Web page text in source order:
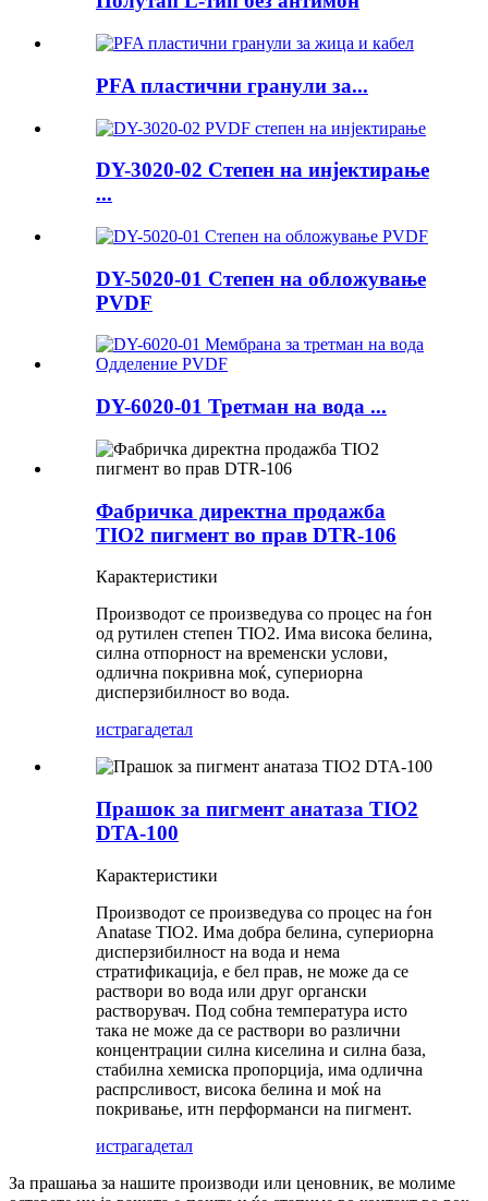
PFA пластични гранули за...
DY-3020-02 Степен на инјектирање
...
DY-5020-01 Степен на обложување
PVDF
DY-6020-01 Третман на вода ...
Фабричка директна продажба
TIO2 пигмент во прав DTR-106
Карактеристики
Производот се произведува со процес на ѓон
од рутилен степен TIO2. Има висока белина,
силна отпорност на временски услови,
одлична покривна моќ, супериорна
дисперзибилност во вода.
истрагадетал
Прашок за пигмент анатаза TIO2
DTA-100
Карактеристики
Производот се произведува со процес на ѓон
Anatase TIO2. Има добра белина, супериорна
дисперзибилност на вода и нема
стратификација, е бел прав, не може да се
раствори во вода или друг органски
растворувач. Под собна температура исто
така не може да се раствори во различни
концентрации силна киселина и силна база,
стабилна хемиска пропорција, има одлична
распрсливост, висока белина и моќ на
покривање, итн перформанси на пигмент.
истрагадетал
За прашања за нашите производи или ценовник, ве молиме